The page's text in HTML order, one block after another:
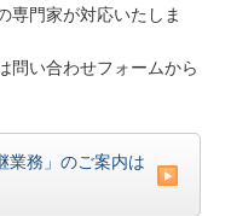
専門家が対応いたしま
問い合わせフォームから
業務」のご案内は